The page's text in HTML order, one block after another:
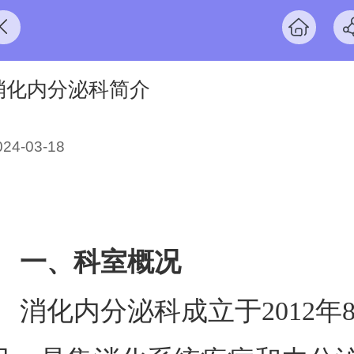
化内分泌科简介
03-18
一、科室概况
消化内分泌科成立于2012年